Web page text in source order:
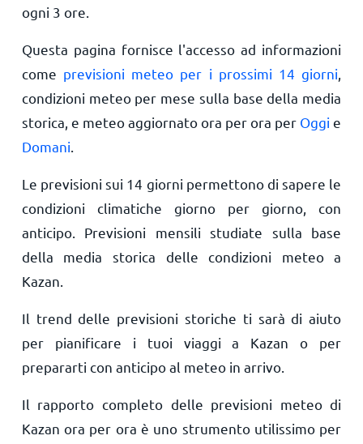
ogni 3 ore.
Questa pagina fornisce l'accesso ad informazioni
come previsioni meteo per i prossimi 14 giorni
condizioni meteo per mese sulla base della media
storica, e meteo aggiornato ora per ora per Oggi e
Domani
Le previsioni sui 14 giorni permettono di sapere le
condizioni climatiche giorno per giorno, con
anticipo. Previsioni mensili studiate sulla base
della media storica delle condizioni meteo a
Kazan.
Il trend delle previsioni storiche ti sarà di aiuto
per pianificare i tuoi viaggi a Kazan o per
prepararti con anticipo al meteo in arrivo.
Il rapporto completo delle previsioni meteo di
Kazan ora per ora è uno strumento utilissimo per